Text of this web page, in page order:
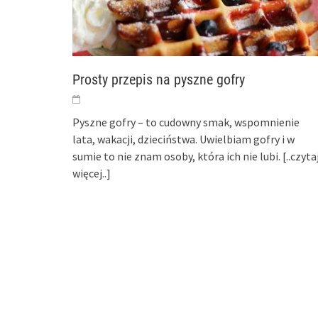
Prosty przepis na pyszne gofry
Pyszne gofry – to cudowny smak, wspomnienie
lata, wakacji, dzieciństwa. Uwielbiam gofry i w
sumie to nie znam osoby, która ich nie lubi.
więcej..]